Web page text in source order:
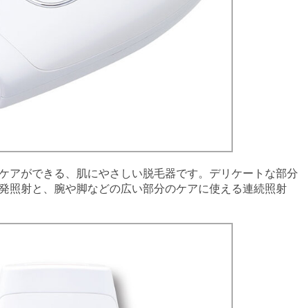
アができる、肌にやさしい脱毛器です。デリケートな部分
照射と、腕や脚などの広い部分のケアに使える連続照射